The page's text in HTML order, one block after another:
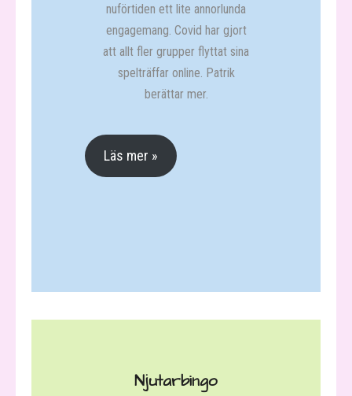
nuförtiden ett lite annorlunda
engagemang. Covid har gjort
att allt fler grupper flyttat sina
spelträffar online. Patrik
berättar mer.
Läs mer »
Njutarbingo